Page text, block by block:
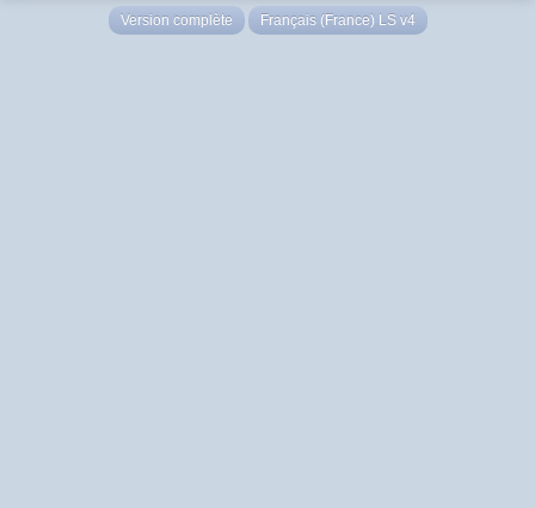
Version complète Français (France) LS v4